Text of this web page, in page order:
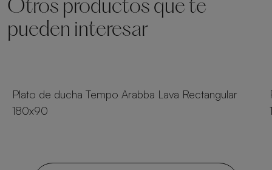
Otros productos que te
pueden interesar
Plato de ducha Tempo Arabba Lava Rectangular
180x90